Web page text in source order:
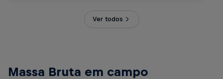
Ver todos
Massa Bruta em campo